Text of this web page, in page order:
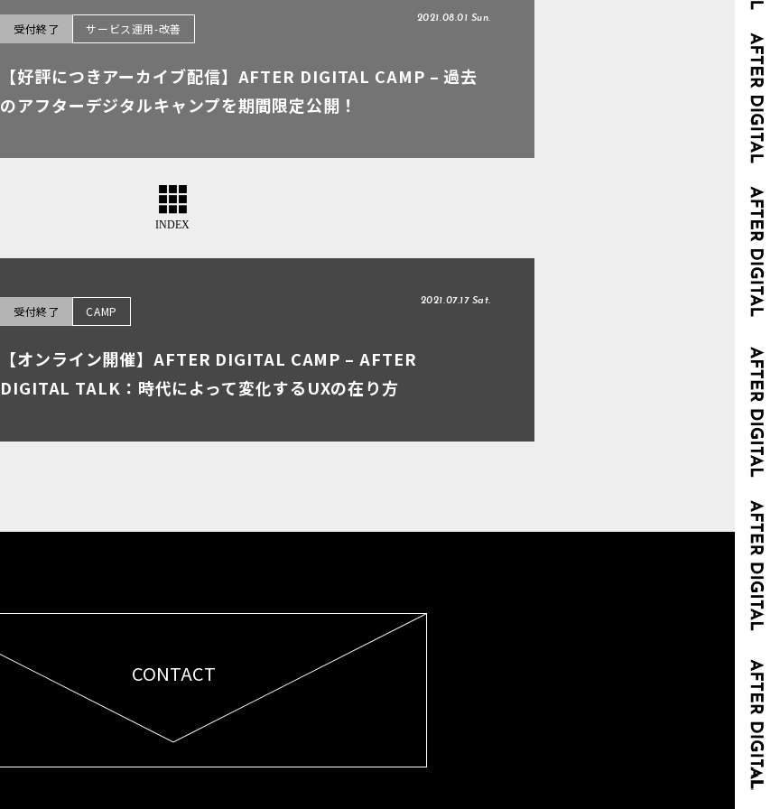
受付終了 サービス運用-改善
【好評につきアーカイブ配信】AFTER DIGITAL CAMP – 過去
のアフターデジタルキャンプを期間限定公開！
2021.08.01 Sun.
受付終了 CAMP
【オンライン開催】AFTER DIGITAL CAMP – AFTER
DIGITAL TALK：時代によって変化するUXの在り方
2021.07.17 Sat.
お問い合わせはこちら
CONTACT